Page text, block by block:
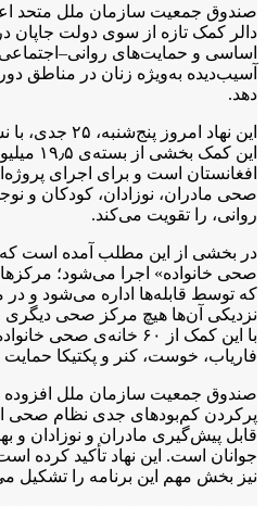
صندوق جمعیت سازمان ملل متحد
دالر کمک تازه از سوی دولت
اساسی و حمایت‌های
آسیب‌دیده به‌ویژه زنان در مناطق
دهد.
این نهاد امروز پنج‌شنبه، ۲۵ جدی، با نشر
این کمک
افغانستان است و برای اجرای
صحی مادران، نوزادان، کودکان و
روانی، را تقویت می‌کند.
در بخشی از این مطلب آمده است که
صحی خانواده» اجرا می‌شود؛
که توسط قابله‌ها اداره می‌شود و در
نزدیکی آن‌ها هیچ مرکز صحی دیگری
با این کمک از ۶۰ خانه‌ی
فاریاب، خوست، کنر و پکتیکا
صندوق جمعیت سازمان ملل
پر‌کردن کم‌بودهای جدی نظام صحی
قابل پیش‌گیری مادران و نوزادان و
جوانان است. این نهاد تأکید کرده
نیز بخش مهم این برنامه را تشکیل